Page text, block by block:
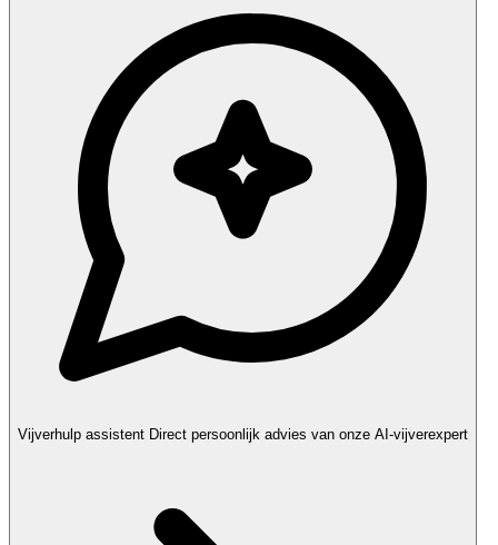
Vijverhulp assistent Direct persoonlijk advies van onze AI-vijverexpert